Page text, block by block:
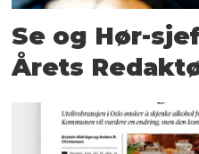
Se og Hør-
Årets